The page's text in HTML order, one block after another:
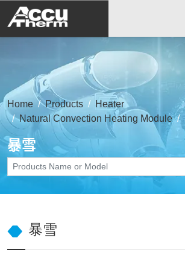
志禾工業股
Home Products
Heater
Natural Convection Heating Module
暴雪
暴雪